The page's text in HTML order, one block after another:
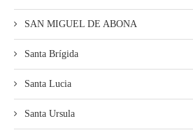
SAN MIGUEL DE ABONA
Santa Brígida
Santa Lucia
Santa Ursula